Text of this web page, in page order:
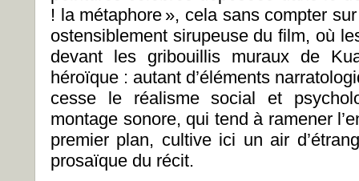
! la métaphore », cela sans compter
ostensiblement sirupeuse du film, où
devant les gribouillis muraux de
héroïque : autant d’éléments
cesse le réalisme social et
montage sonore, qui tend à ramener
premier plan, cultive ici un air
prosaïque du récit.